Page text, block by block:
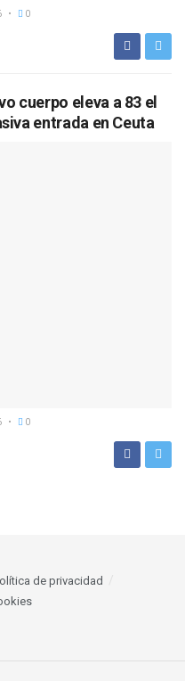
0
cuerpo eleva a 83 el
entrada en Ceuta
0
de privacidad